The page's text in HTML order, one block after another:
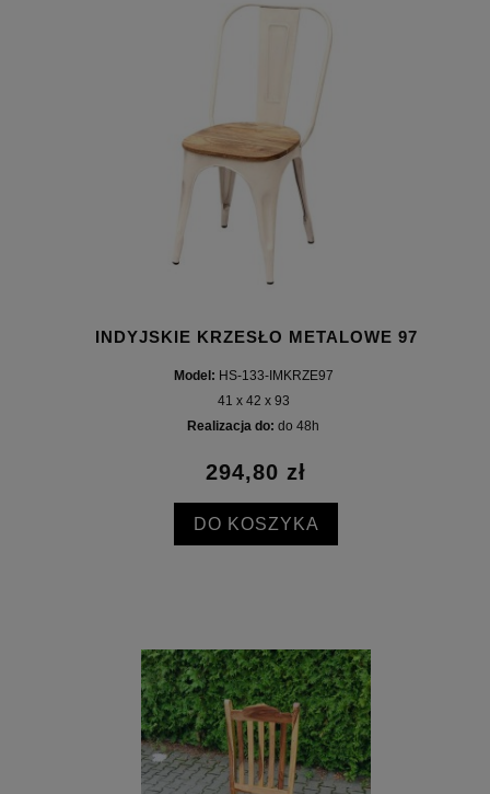
INDYJSKIE KRZESŁO METALOWE 97
Model: HS-133-IMKRZE97
41 x 42 x 93
Realizacja do: do 48h
294,80 zł
DO KOSZYKA